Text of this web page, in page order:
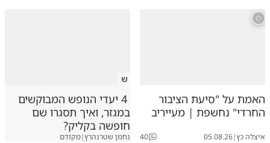
האמת על "סיעת הציבור
החרדי" נחשפת | מעייריב
איצלה כץ|
05.08.26
40
ש
4 יעדי הנופש המבוקשים
במגזר, ואיך תסגרו שם
חופשה בקליק?
נחמן שטרנהרץ|מקודם